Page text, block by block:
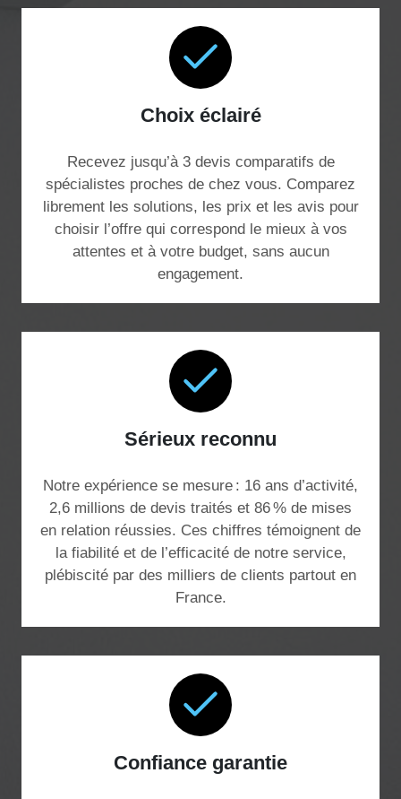
Choix éclairé
Recevez jusqu’à 3 devis comparatifs de
spécialistes proches de chez vous. Comparez
librement les solutions, les prix et les avis pour
choisir l’offre qui correspond le mieux à vos
attentes et à votre budget, sans aucun
engagement.
Sérieux reconnu
Notre expérience se mesure : 16 ans d’activité,
2,6 millions de devis traités et 86 % de mises
en relation réussies. Ces chiffres témoignent de
la fiabilité et de l’efficacité de notre service,
plébiscité par des milliers de clients partout en
France.
Confiance garantie